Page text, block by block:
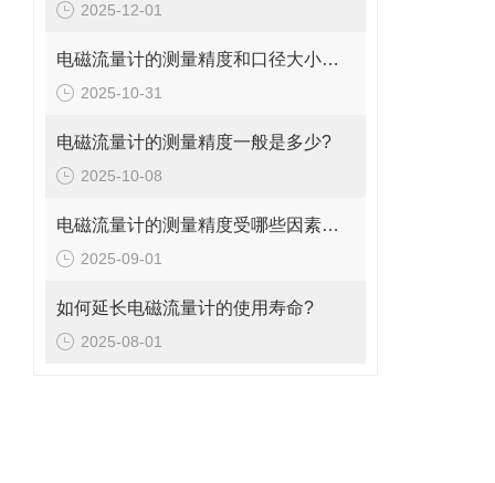
2025-12-01
电磁流量计的测量精度和口径大小的关系是什么?
2025-10-31
电磁流量计的测量精度一般是多少?
2025-10-08
电磁流量计的测量精度受哪些因素影响?
2025-09-01
如何延长电磁流量计的使用寿命?
2025-08-01